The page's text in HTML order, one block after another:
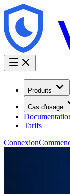
Produits
Cas d'usage
Tarifs
Connexion